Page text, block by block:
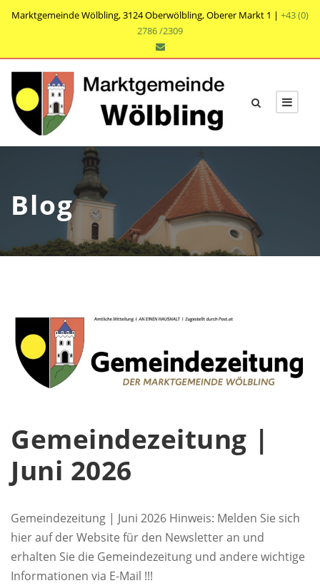
Marktgemeinde Wölbling, 3124 Oberwölbling, Oberer Markt 1 | +43 (0)
2786 /2309
Blog
Gemeindezeitung |
Juni 2026
Gemeindezeitung | Juni 2026 Hinweis: Melden Sie sich
hier auf der Website für den Newsletter an und
erhalten Sie die Gemeindezeitung und andere wichtige
Informationen via E-Mail !!!